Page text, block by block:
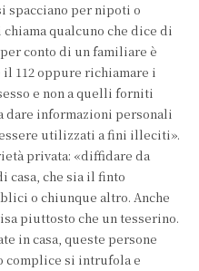
spacciano per nipoti o
qualcuno che dice di
conto di un familiare è
112 oppure richiamare i
e non a quelli forniti
informazioni personali
utilizzati a fini illeciti».
privata: «diffidare da
casa, che sia il finto
o chiunque altro. Anche
piuttosto che un tesserino.
in casa, queste persone
complice si intrufola e